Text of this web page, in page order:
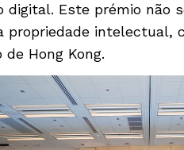
Este prémio não
propriedade
Hong Kong.